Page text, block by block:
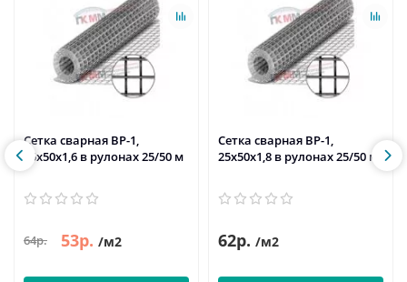
Сетка сварная ВР-1,
25х50х1,6 в рулонах 25/50 м
64р. 53р. /м2
Сетка сварная ВР-1,
25х50х1,8 в рулонах 25/50 м
62р. /м2